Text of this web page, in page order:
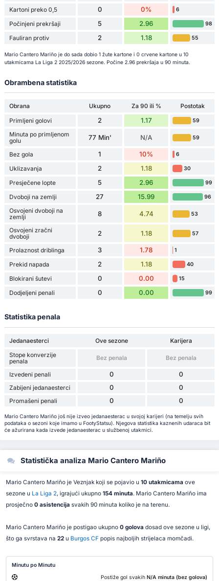
Kartoni preko 0,5 0 0% 6
Počinjeni prekršaji 5 2.96 98
Fauliran protiv 2 1.18 55
Mario Cantero Mariño je do sada dobio 1 žute kartone i 0 crvene kartone u 10
utakmicama La Liga 2 2025/2026 sezone. Počine 2.96 prekršaja u 90 minuta.
Obrambena statistika
Obrana Ukupno Za 90 ili %
Postotak
Primljeni golovi
2 1.17 59
Minuta po primljenom
golu
77 Min' N/A 59
Bez gola 1 10% 6
Uklizavanja 2 1.18 30
Presječene lopte 5 2.96 99
Dvoboji na zemlji 27 15.99 96
Osvojeni dvoboji na
zemlji
8 4.74 53
Osvojeni zračni
dvoboji
2 1.18 57
Prolaznost driblinga 3 1.78 1
Prekid napada 2 1.18 40
Blokirani šutevi 0 0.00 15
Dodjeljeni penali 0 0.00 99
Statistika penala
Jedanaesterci Ove sezone
Karijera
Stope konverzije
penala
Bez penala Bez penala
Izvedeni penali 0 0
Zabijeni jedanaesterci 0 0
Promašeni penali 0 0
Mario Cantero Mariño još nije izveo jedanaesterac u svojoj karijeri (na temelju svih
podataka o sezoni koje imamo u FootyStatsu). Njegova statistika kaznenih udaraca bit
će ažurirana kada izvede jedanaesterac u službenoj utakmici.
Statistička analiza Mario Cantero Mariño
Mario Cantero Mariño je Veznjak koji se pojavio u 10 utakmicama ove
sezone u La Liga 2, igrajući ukupno 154 minuta. Mario Cantero Mariño ima
prosječno 0 asistencija svakih 90 minuta koliko je na terenu.
Mario Cantero Mariño je postigao ukupno 0 golova dosad ove sezone u ligi,
što ga svrstava na 22u Burgos CF popis najboljih strijelaca momčadi.
Minutu po Minutu
Postiže gol svakih N/A minuta (bez golova)